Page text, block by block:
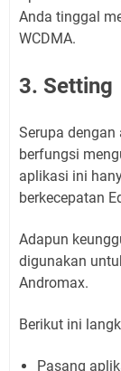
Anda tinggal
WCDMA.
3. Setting
Serupa dengan
berfungsi
aplikasi ini
berkecepatan
Adapun
digunakan
Andromax.
Berikut ini
Pasang